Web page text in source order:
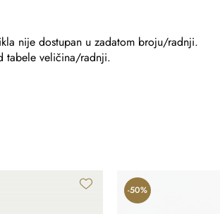
nije dostupan u zadatom broju/radnji.
tabele veličina/radnji.
-50%